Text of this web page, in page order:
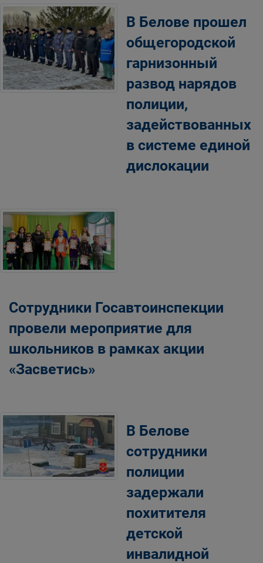
В Белове прошел
общегородской
гарнизонный
развод нарядов
полиции,
задействованных
в системе единой
дислокации
Сотрудники Госавтоинспекции
провели мероприятие для
школьников в рамках акции
«Засветись»
В Белове
сотрудники
полиции
задержали
похитителя
детской
инвалидной